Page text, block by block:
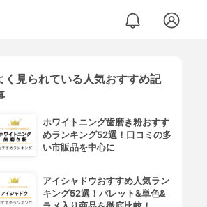
く見られている人気おすすめ記
ホワイトニング歯磨き粉おすす
めランキング52選！口コミの多
い市販品を中心に
アイシャドウおすすめ人気ラン
キング52選！パレット&単色&